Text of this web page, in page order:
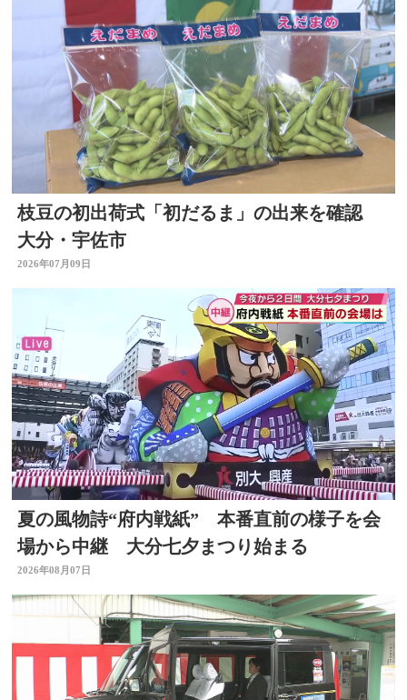
枝豆の初出荷式「初だるま」の出来を確認
大分・宇佐市
2026年07月09日
夏の風物詩“府内戦紙” 本番直前の様子を会
場から中継 大分七夕まつり始まる
2026年08月07日